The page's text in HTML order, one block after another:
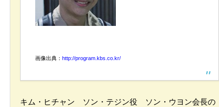
画像出典： http://program.kbs.co.kr/
キム・ヒチャン ソン・テジン役 ソン・ウヨン会長の